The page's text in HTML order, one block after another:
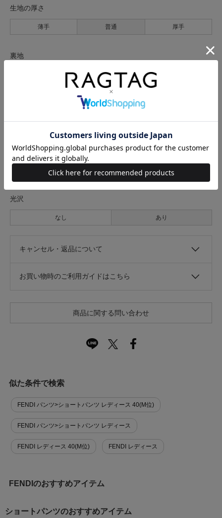
生地の厚さ
薄手 普通 厚手
裏地
なし あり
なし あり
伸縮性
なし あり
光沢
なし あり
キャンセル・返品について
お買い物時のご利用ガイドはこちら
商品に関する問い合わせ
似た条件で検索
FENDI パンツ>ショートパンツ レディース 40(M位)
FENDI パンツ>ショートパンツ レディース
FENDI レディース 40(M位) FENDI レディース
FENDIのおすすめアイテム
ショートパンツのおすすめアイテム